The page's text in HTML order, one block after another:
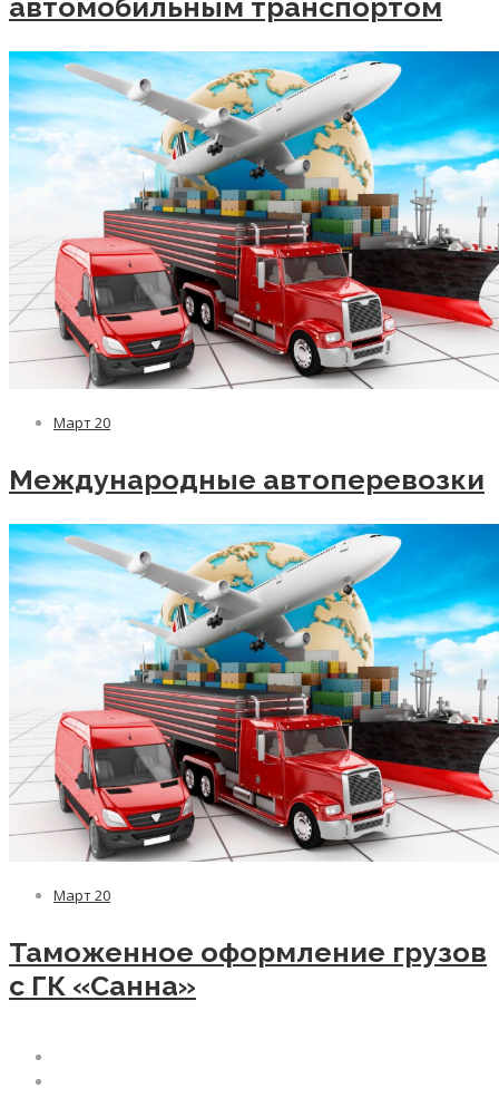
автомобильным транспортом
Март20
Международные автоперевозки
Март20
Таможенное оформление грузов
с ГК «Санна»